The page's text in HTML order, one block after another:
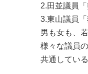
2.田並議員
3.東山議員「
男も女も、
様々な議員
共通してい